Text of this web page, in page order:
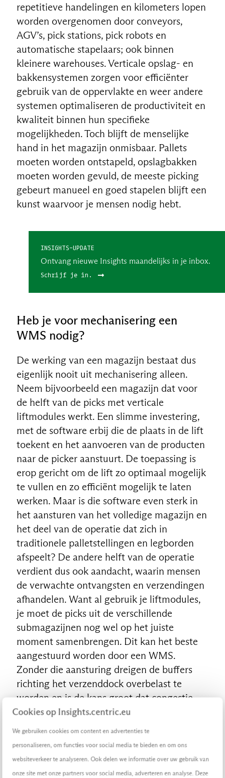
Cookies op Insights.centric.eu
We gebruiken cookies om content en advertenties te
personaliseren, om functies voor social media te bieden en om ons
websiteverkeer te analyseren. Ook delen we informatie over uw gebruik van
onze site met onze partners voor social media, adverteren en analyse. Deze
repetitieve handelingen en kilometers lopen
worden overgenomen door conveyors,
AGV’s, pick stations, pick robots en
automatische stapelaars; ook binnen
kleinere warehouses. Verticale opslag- en
bakkensystemen zorgen voor efficiënter
gebruik van de oppervlakte en weer andere
systemen optimaliseren de productiviteit en
kwaliteit binnen hun specifieke
mogelijkheden. Toch blijft de menselijke
hand in het magazijn onmisbaar. Pallets
moeten worden ontstapeld, opslagbakken
moeten worden gevuld, de meeste picking
gebeurt manueel en goed stapelen blijft een
kunst waarvoor je mensen nodig hebt.
INSIGHTS-UPDATE
Ontvang nieuwe Insights maandelijks in je inbox.
Schrijf je in.
Heb je voor mechanisering een
WMS nodig?
De werking van een magazijn bestaat dus
eigenlijk nooit uit mechanisering alleen.
Neem bijvoorbeeld een magazijn dat voor
de helft van de picks met verticale
liftmodules werkt. Een slimme investering,
met de software erbij die de plaats in de lift
toekent en het aanvoeren van de producten
naar de picker aanstuurt. De toepassing is
erop gericht om de lift zo optimaal mogelijk
te vullen en zo efficiënt mogelijk te laten
werken. Maar is die software even sterk in
het aansturen van het volledige magazijn en
het deel van de operatie dat zich in
traditionele palletstellingen en legborden
afspeelt? De andere helft van de operatie
verdient dus ook aandacht, waarin mensen
de verwachte ontvangsten en verzendingen
afhandelen. Want al gebruik je liftmodules,
je moet de picks uit de verschillende
submagazijnen nog wel op het juiste
moment samenbrengen. Dit kan het beste
aangestuurd worden door een WMS.
Zonder die aansturing dreigen de buffers
richting het verzenddock overbelast te
worden en is de kans groot dat congestie
een vloeiende flow in de weg staat.
De rol van een WMS bij
mechanisering
NL